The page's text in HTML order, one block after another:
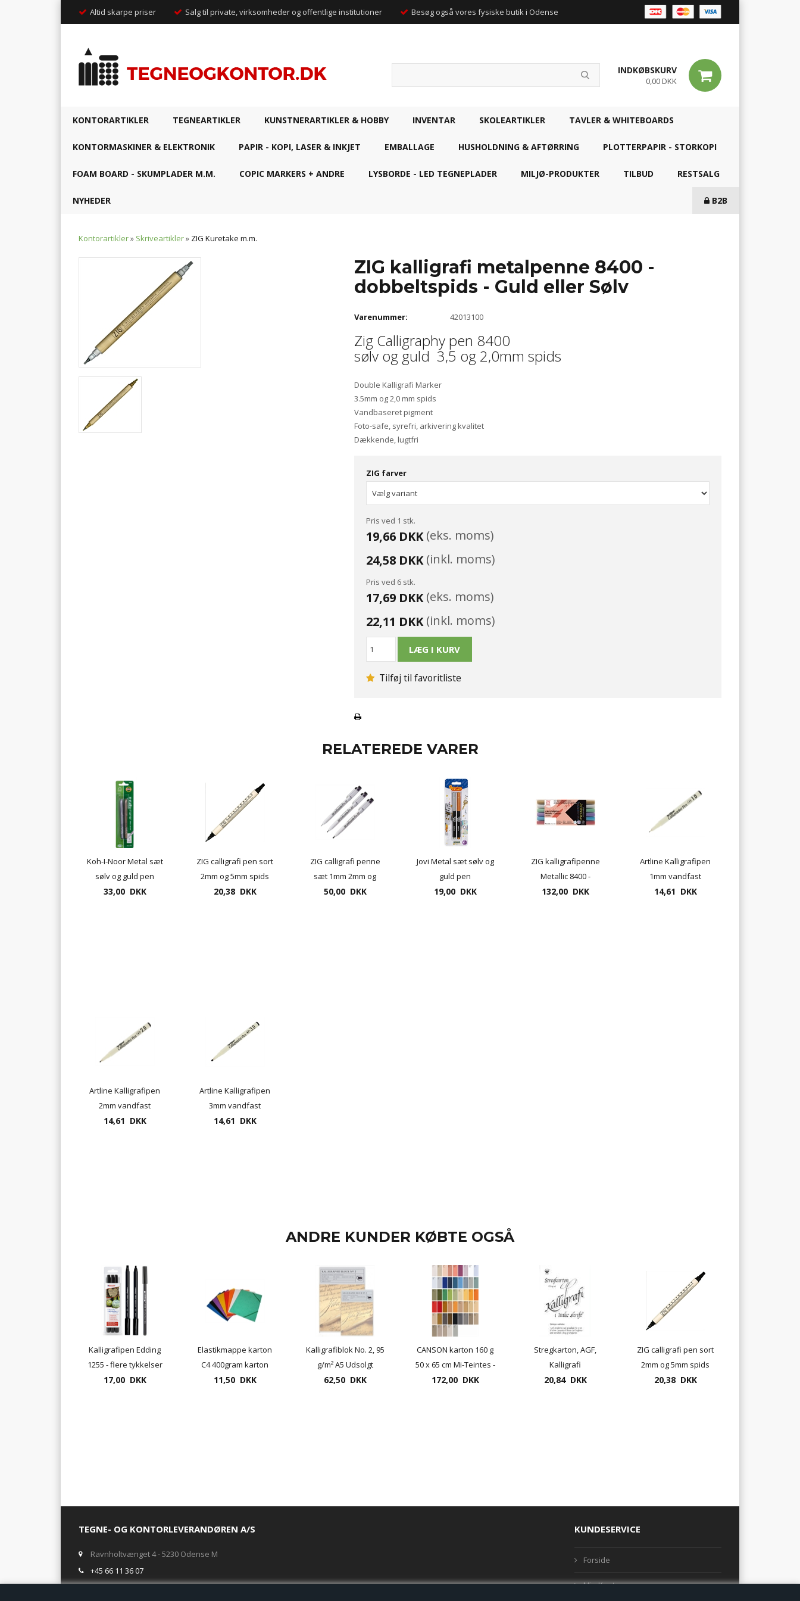
Altid skarpe priser Salg til private, virksomheder og offentlige institutioner Besøg også vores fysiske butik i Odense
INDKØBSKURV
0,00 DKK
KONTORARTIKLER TEGNEARTIKLER KUNSTNERARTIKLER & HOBBY INVENTAR SKOLEARTIKLER TAVLER & WHITEBOARDS
KONTORMASKINER & ELEKTRONIK PAPIR - KOPI, LASER & INKJET EMBALLAGE HUSHOLDNING & AFTØRRING PLOTTERPAPIR - STORKOPI
FOAM BOARD - SKUMPLADER M.M. COPIC MARKERS + ANDRE LYSBORDE - LED TEGNEPLADER MILJØ-PRODUKTER TILBUD RESTSALG
NYHEDER B2B
Kontorartikler» Skriveartikler» ZIG Kuretake m.m.
ZIG kalligrafi metalpenne 8400 -
dobbeltspids - Guld eller Sølv
Varenummer: 42013100
Zig Calligraphy pen 8400
sølv og guld 3,5 og 2,0mm spids
Double Kalligrafi Marker
3.5mm og 2,0 mm spids
Vandbaseret pigment
Foto-safe, syrefri, arkivering kvalitet
Dækkende, lugtfri
ZIG farver
Pris ved 1 stk.
19,66 DKK(eks. moms)
24,58 DKK(inkl. moms)
Pris ved 6 stk.
17,69 DKK(eks. moms)
22,11 DKK(inkl. moms)
Tilføj til favoritliste
RELATEREDE VARER
Koh-I-Noor Metal sæt
sølv og guld pen
33,00 DKK
ZIG calligrafi pen sort
2mm og 5mm spids
MS-3400
20,38 DKK
ZIG calligrafi penne
sæt 1mm 2mm og
3mm
50,00 DKK
Jovi Metal sæt sølv og
guld pen
19,00 DKK
ZIG kalligrafipenne
Metallic 8400 -
dobbeltspids - sæt
132,00 DKK
Artline Kalligrafipen
1mm vandfast
pigmentblæk
14,61 DKK
Artline Kalligrafipen
2mm vandfast
pigmentblæk
14,61 DKK
Artline Kalligrafipen
3mm vandfast
pigmentblæk
14,61 DKK
ANDRE KUNDER KØBTE OGSÅ
Kalligrafipen Edding
1255 - flere tykkelser
17,00 DKK
Elastikmappe karton
C4 400gram karton
med elastik og 3
11,50 DKK
Kalligrafiblok No. 2, 95
g/m² A5 Udsolgt
alternativ varenr.
62,50 DKK
CANSON karton 160 g
50 x 65 cm Mi-Teintes -
Fransk karton (Pris pr.
172,00 DKK
Stregkarton, AGF,
Kalligrafi
20,84 DKK
ZIG calligrafi pen sort
2mm og 5mm spids
MS-3400
20,38 DKK
TEGNE- OG KONTORLEVERANDØREN A/S
Ravnholtvænget 4 - 5230 Odense M
+45 66 11 36 07
salg@tegneogkontor.dk
KUNDESERVICE
Forside
Min Konto